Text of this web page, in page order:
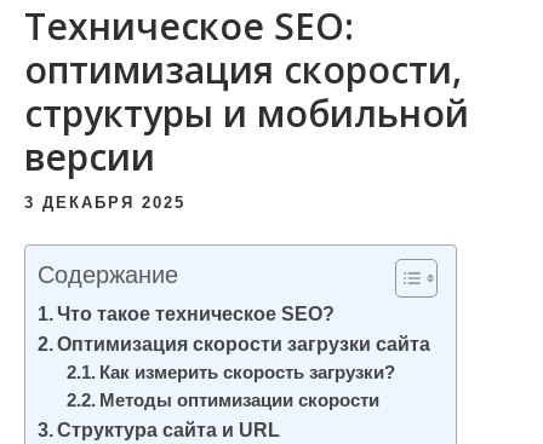
Техническое SEO:
оптимизация скорости,
структуры и мобильной
версии
3 ДЕКАБРЯ 2025
Содержание
Что такое техническое SEO?
Оптимизация скорости загрузки сайта
Как измерить скорость загрузки?
Методы оптимизации скорости
Структура сайта и URL